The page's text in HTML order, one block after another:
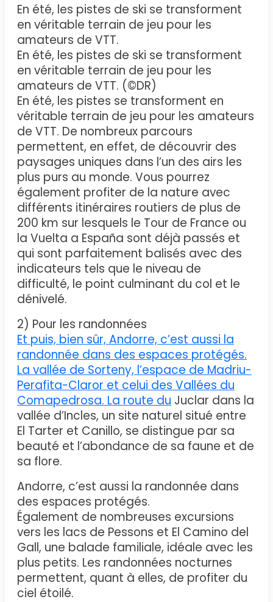
En été, les pistes de ski se transforment
en véritable terrain de jeu pour les
amateurs de VTT.
En été, les pistes de ski se transforment
en véritable terrain de jeu pour les
amateurs de VTT. (©DR)
En été, les pistes se transforment en
véritable terrain de jeu pour les amateurs
de VTT. De nombreux parcours
permettent, en effet, de découvrir des
paysages uniques dans l’un des airs les
plus purs au monde. Vous pourrez
également profiter de la nature avec
différents itinéraires routiers de plus de
200 km sur lesquels le Tour de France ou
la Vuelta a España sont déjà passés et
qui sont parfaitement balisés avec des
indicateurs tels que le niveau de
difficulté, le point culminant du col et le
dénivelé.
2) Pour les randonnées
Et puis, bien sûr, Andorre, c’est aussi la
randonnée dans des espaces protégés.
La vallée de Sorteny, l’espace de Madriu-
Perafita-Claror et celui des Vallées du
Comapedrosa. La route du Juclar dans la
vallée d’Incles, un site naturel situé entre
El Tarter et Canillo, se distingue par sa
beauté et l’abondance de sa faune et de
sa flore.
Andorre, c’est aussi la randonnée dans
des espaces protégés.
Également de nombreuses excursions
vers les lacs de Pessons et El Camino del
Gall, une balade familiale, idéale avec les
plus petits. Les randonnées nocturnes
permettent, quant à elles, de profiter du
ciel étoilé.